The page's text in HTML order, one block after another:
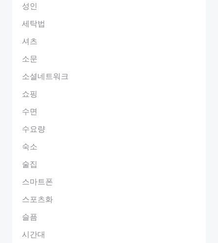
성인
세탁법
셔츠
소문
소셜네트워크
쇼핑
수면
수요량
숙소
술집
스마트폰
스포츠화
슬픔
시간대